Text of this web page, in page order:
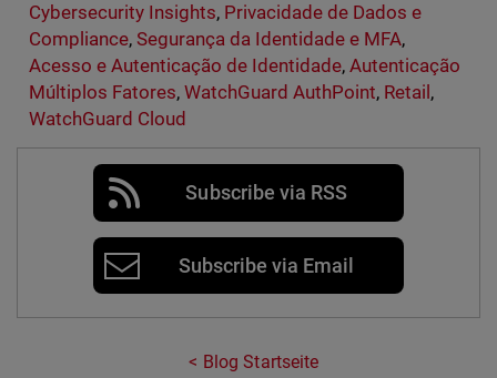
Cybersecurity Insights, Privacidade de Dados e
Compliance, Segurança da Identidade e MFA,
Acesso e Autenticação de Identidade,Autenticação
Múltiplos Fatores, WatchGuard AuthPoint, Retail ,
WatchGuard Cloud
Subscribe via RSS
Subscribe via Email
Blog Startseite